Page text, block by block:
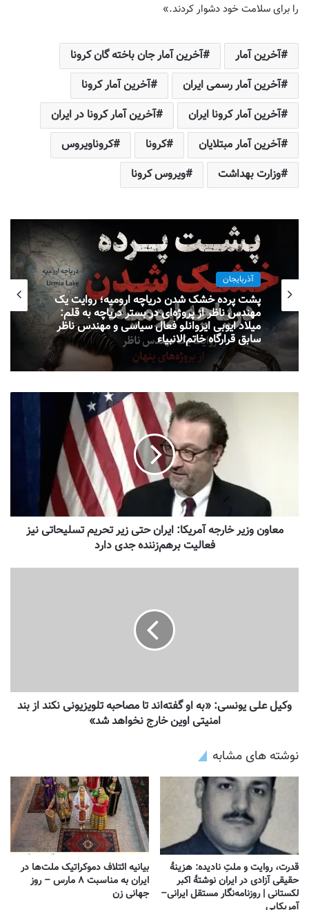
را برای سلامت خود دشوار کردند.»
آخرین آمار
آخرین آمار جان باخته گان کرونا
آخرین آمار رسمی ایران
آخرین آمار کرونا
آخرین آمار کرونا ایران
آخرین آمار کرونا در ایران
آخرین آمار مبتلایان
کرونا
کروناویروس
وزارت بهداشت
ویروس کرونا
آذربایجان
پشت پرده خشک شدن دریاچه ارومیه؛ روایت یک
مهندس ناظر از پروژه‌ای در بستر دریاچه به قلم:
میلاد ایوبی ایروانلو فعال سیاسی و مهندس ناظر
سابق قرارگاه خاتم‌الانبیاء
معاون وزیر خارجه آمریکا: ایران حتی زیر تحریم تسلیحاتی نیز
فعالیت برهم‌زننده جدی دارد
وکیل علی یونسی: «به او گفته‌اند تا مصاحبه تلویزیونی نکند از بند
امنیتی اوین خارج نخواهد شد»
نوشته های مشابه
قدرت، روایت و ملتِ نادیده: هزینهٔ
حقیقی آزادی در ایران نوشتهٔ اکبر
لکستانی | روزنامه‌نگار مستقل ایرانی–
بیانیه ائتلاف دموکراتیک ملت‌ها در
ایران به مناسبت ۸ مارس – روز
جهانی زن